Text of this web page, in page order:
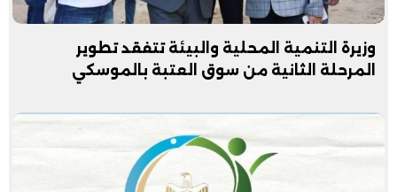
وزيرة التنمية المحلية والبيئة تتفقد تطوير
المرحلة الثانية من سوق العتبة بالموسكي